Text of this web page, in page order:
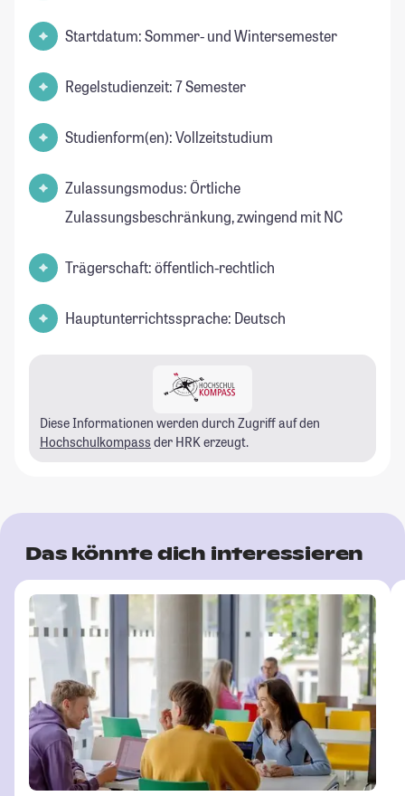
Startdatum: Sommer- und Wintersemester
Regelstudienzeit: 7 Semester
Studienform(en): Vollzeitstudium
Zulassungsmodus: Örtliche
Zulassungsbeschränkung, zwingend mit NC
Trägerschaft: öffentlich-rechtlich
Hauptunterrichtssprache: Deutsch
Diese Informationen werden durch Zugriff auf den
Hochschulkompass der HRK erzeugt.
Das könnte dich interessieren